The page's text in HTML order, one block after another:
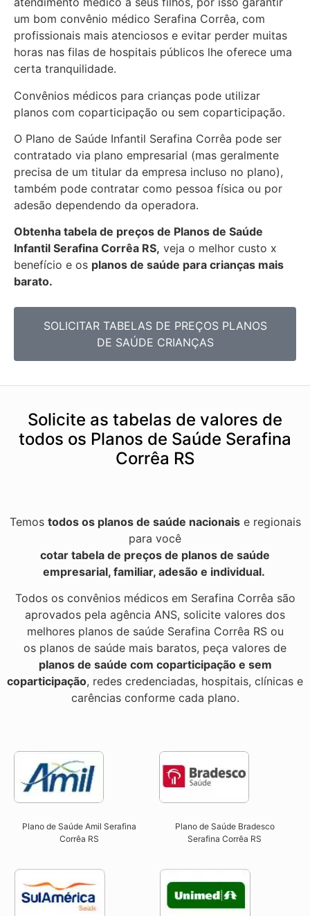
um bom convênio médico Serafina Corrêa, com
profissionais mais atenciosos e evitar perder muitas
horas nas filas de hospitais públicos lhe oferece uma
certa tranquilidade.
Convênios médicos para crianças pode utilizar
planos com coparticipação ou sem coparticipação.
O Plano de Saúde Infantil Serafina Corrêa pode ser
contratado via plano empresarial (mas geralmente
precisa de um titular da empresa incluso no plano),
também pode contratar como pessoa física ou por
adesão dependendo da operadora.
Obtenha tabela de preços de Planos de Saúde
Infantil Serafina Corrêa RS, veja o melhor custo x
benefício e os planos de saúde para crianças mais
barato.
SOLICITAR TABELAS DE PREÇOS PLANOS
DE SAÚDE CRIANÇAS
Solicite as tabelas de valores de
todos os Planos de Saúde Serafina
Corrêa RS
Temos todos os planos de saúde nacionaise regionais
para você
cotar tabela de preços de planos de saúde
empresarial, familiar, adesão e individual.
Todos os convênios médicos em Serafina Corrêa são
aprovados pela agência ANS, solicite valores dos
melhores planos de saúde Serafina Corrêa RS ou
os planos de saúde mais baratos, peça valores de
planos de saúde com coparticipação e sem
coparticipação, redes credenciadas, hospitais, clínicas e
carências conforme cada plano.
Plano de Saúde Amil Serafina
Corrêa RS
Plano de Saúde Bradesco
Serafina Corrêa RS